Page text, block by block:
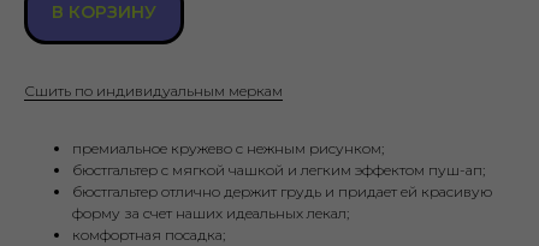
В КОРЗИНУ
Сшить по индивидуальным меркам
премиальное кружево с нежным рисунком;
бюстгальтер с мягкой чашкой и легким эффектом пуш-ап;
бюстгальтер отлично держит грудь и придает ей красивую
форму за счет наших идеальных лекал;
комфортная посадка;